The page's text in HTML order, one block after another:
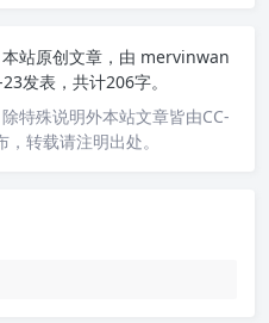
本站原创文章，由 mervinwan
发表，共计206字。
除特殊说明外本站文章皆由CC-
转载请注明出处。